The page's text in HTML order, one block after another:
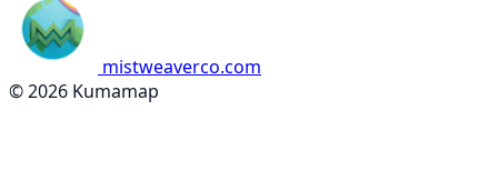
mistweaverco.com
© 2026 Kumamap